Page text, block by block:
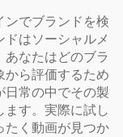
ンでブランドを検
はソーシャルメ
なたはどのブラ
から評価するため
日常の中でその製
す。実際に試し
たく動画が見つか